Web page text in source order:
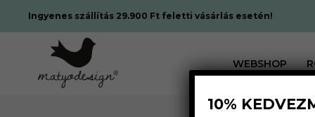
Ingyenes szállítás 29.900 Ft feletti vásárlás esetén!
WEBSHOP
10%